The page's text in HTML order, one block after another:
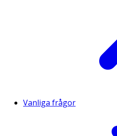
Vanliga frågor